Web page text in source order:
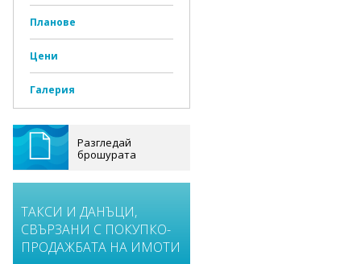
Планове
Цени
Галерия
Разгледай
брошурата
ТАКСИ И ДАНЪЦИ,
СВЪРЗАНИ С ПОКУПКО-
ПРОДАЖБАТА НА ИМОТИ